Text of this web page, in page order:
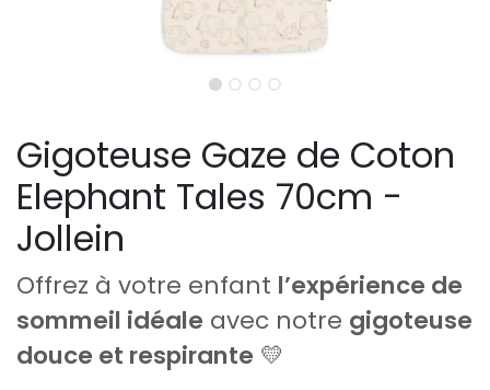
Gigoteuse Gaze de Coton
Elephant Tales 70cm -
Jollein
Offrez à votre enfant l’expérience de
sommeil idéale avec notre gigoteuse
douce et respirante 💛